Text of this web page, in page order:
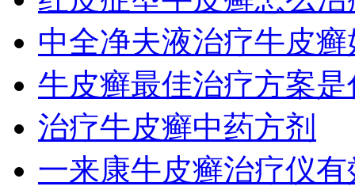
中全净夫液治疗牛皮癣
牛皮癣最佳治疗方案是
治疗牛皮癣中药方剂
一来康牛皮癣治疗仪